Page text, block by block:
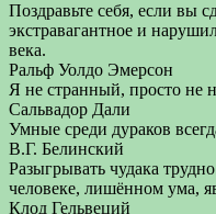
Поздравьте себя, если вы
экстравагантное и
века.
Ральф Уолдо Эмерсон
Я не странный, просто не
Сальвадор Дали
Умные среди дураков
В.Г. Белинский
Разыгрывать чудака
человеке, лишённом ума,
Клод Гельвеций